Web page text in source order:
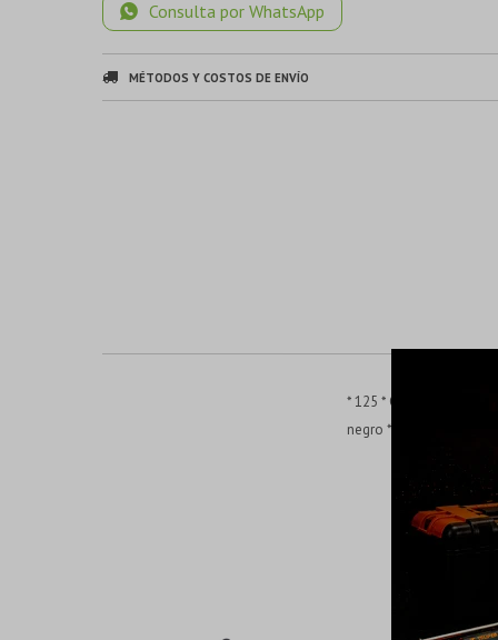
Consulta por WhatsApp
MÉTODOS Y COSTOS DE ENVÍO
* 125 * Certificado VDE
negro * Forma